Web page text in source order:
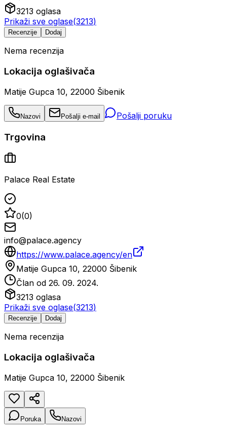
3213 oglasa
Prikaži sve oglase(3213)
Recenzije Dodaj
Nema recenzija
Lokacija oglašivača
Matije Gupca 10, 22000 Šibenik
Nazovi Pošalji e-mail Pošalji poruku
Trgovina
Palace Real Estate
0(0)
info@palace.agency
https://www.palace.agency/en
Matije Gupca 10, 22000 Šibenik
Član od 26. 09. 2024.
3213 oglasa
Prikaži sve oglase(3213)
Recenzije Dodaj
Nema recenzija
Lokacija oglašivača
Matije Gupca 10, 22000 Šibenik
Poruka Nazovi